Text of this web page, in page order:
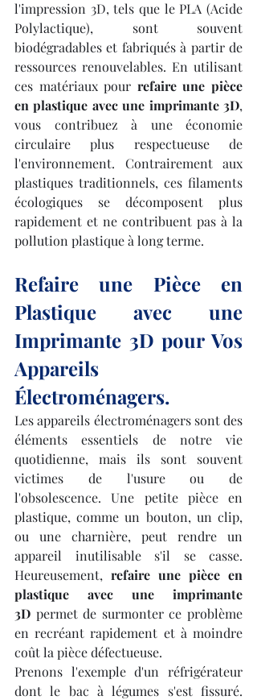
l'impression 3D, tels que le PLA (Acide
Polylactique), sont souvent
biodégradables et fabriqués à partir de
ressources renouvelables. En utilisant
ces matériaux pour refaire une pièce
en plastique avec une imprimante 3D,
vous contribuez à une économie
circulaire plus respectueuse de
l'environnement. Contrairement aux
plastiques traditionnels, ces filaments
écologiques se décomposent plus
rapidement et ne contribuent pas à la
pollution plastique à long terme.
Refaire une Pièce en
Plastique avec une
Imprimante 3D pour Vos
Appareils
Électroménagers.
Les appareils électroménagers sont des
éléments essentiels de notre vie
quotidienne, mais ils sont souvent
victimes de l'usure ou de
l'obsolescence. Une petite pièce en
plastique, comme un bouton, un clip,
ou une charnière, peut rendre un
appareil inutilisable s'il se casse.
Heureusement, refaire une pièce en
plastique avec une imprimante
3D permet de surmonter ce problème
en recréant rapidement et à moindre
coût la pièce défectueuse.
Prenons l'exemple d'un réfrigérateur
dont le bac à légumes s'est fissuré.